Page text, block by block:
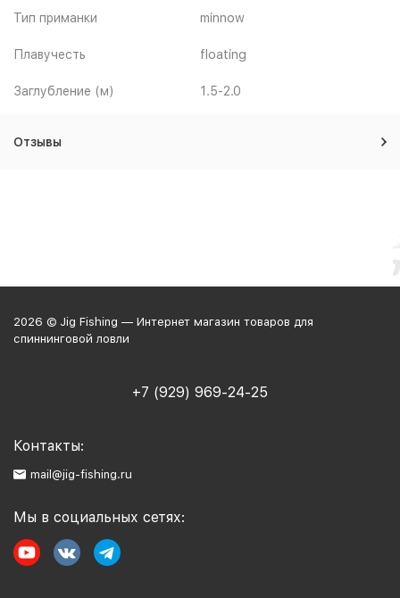
Тип приманки minnow
Плавучесть floating
Заглубление (м) 1.5-2.0
Отзывы
2026 © Jig Fishing — Интернет магазин товаров для
спиннинговой ловли
+7 (929) 969-24-25
Контакты:
mail@jig-fishing.ru
Мы в социальных сетях: